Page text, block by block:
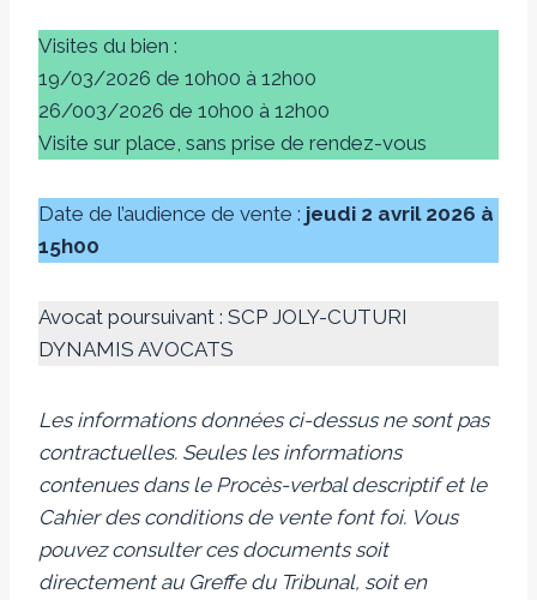
Visites du bien :
19/03/2026 de 10h00 à 12h00
26/003/2026 de 10h00 à 12h00
Visite sur place, sans prise de rendez-vous
Date de l’audience de vente : jeudi 2 avril 2026 à
15h00
Avocat poursuivant : SCP JOLY-CUTURI
DYNAMIS AVOCATS
Les informations données ci-dessus ne sont pas
contractuelles. Seules les informations
contenues dans le Procès-verbal descriptif et le
Cahier des conditions de vente font foi. Vous
pouvez consulter ces documents soit
directement au Greffe du Tribunal, soit en